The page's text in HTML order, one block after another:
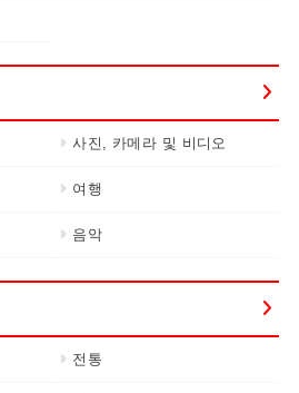
사진, 카메라 및 비디오
여행
음악
전통